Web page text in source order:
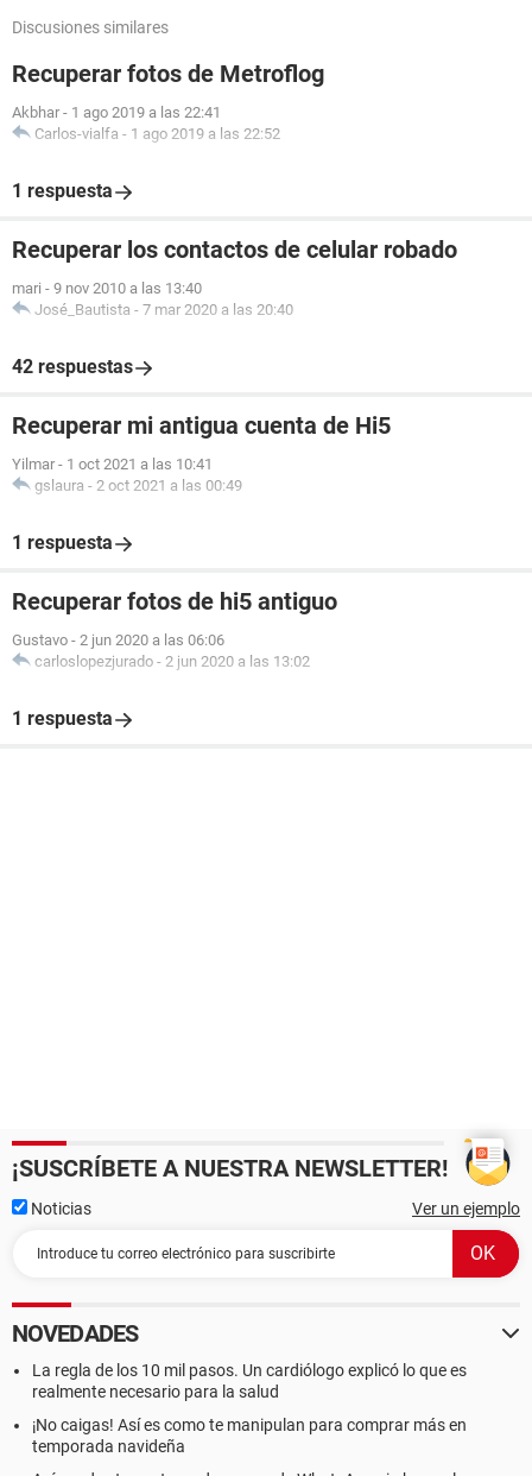
Discusiones similares
Recuperar fotos de Metroflog
Akbhar - 1 ago 2019 a las 22:41
Carlos-vialfa - 1 ago 2019 a las 22:52
1 respuesta
Recuperar los contactos de celular robado
mari - 9 nov 2010 a las 13:40
José_Bautista - 7 mar 2020 a las 20:40
42 respuestas
Recuperar mi antigua cuenta de Hi5
Yilmar - 1 oct 2021 a las 10:41
gslaura - 2 oct 2021 a las 00:49
1 respuesta
Recuperar fotos de hi5 antiguo
Gustavo - 2 jun 2020 a las 06:06
carloslopezjurado - 2 jun 2020 a las 13:02
1 respuesta
¡SUSCRÍBETE A NUESTRA NEWSLETTER!
Noticias Ver un ejemplo
NOVEDADES
La regla de los 10 mil pasos. Un cardiólogo explicó lo que es
realmente necesario para la salud
¡No caigas! Así es como te manipulan para comprar más en
temporada navideña